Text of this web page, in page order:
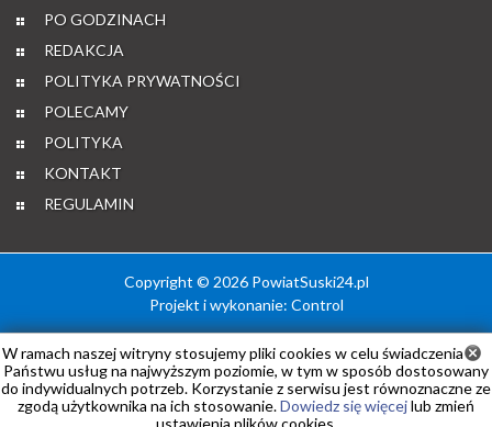
PO GODZINACH
REDAKCJA
POLITYKA PRYWATNOŚCI
POLECAMY
POLITYKA
KONTAKT
REGULAMIN
Copyright © 2026 PowiatSuski24.pl
Projekt i wykonanie: Control
W ramach naszej witryny stosujemy pliki cookies w celu świadczenia
Państwu usług na najwyższym poziomie, w tym w sposób dostosowany
do indywidualnych potrzeb. Korzystanie z serwisu jest równoznaczne ze
zgodą użytkownika na ich stosowanie.Dowiedz się więcejlub zmień
ustawienia plików cookies.